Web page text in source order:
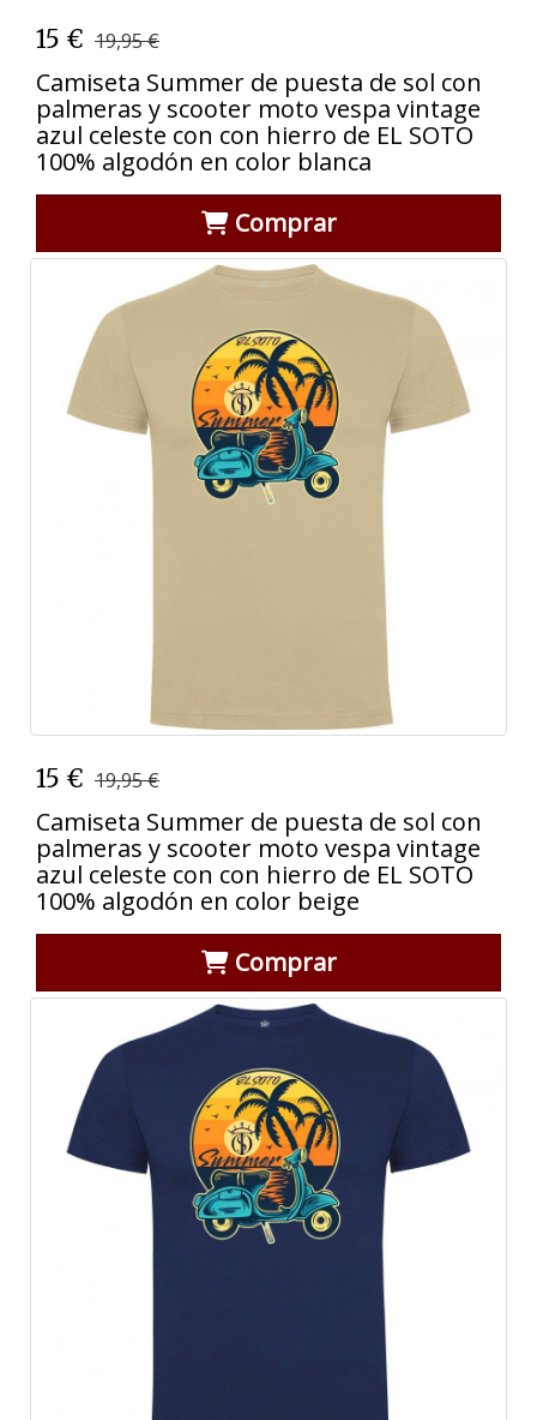
15 € 19,95 €
Camiseta Summer de puesta de sol con
palmeras y scooter moto vespa vintage
azul celeste con con hierro de EL SOTO
100% algodón en color blanca
Comprar
15 € 19,95 €
Camiseta Summer de puesta de sol con
palmeras y scooter moto vespa vintage
azul celeste con con hierro de EL SOTO
100% algodón en color beige
Comprar